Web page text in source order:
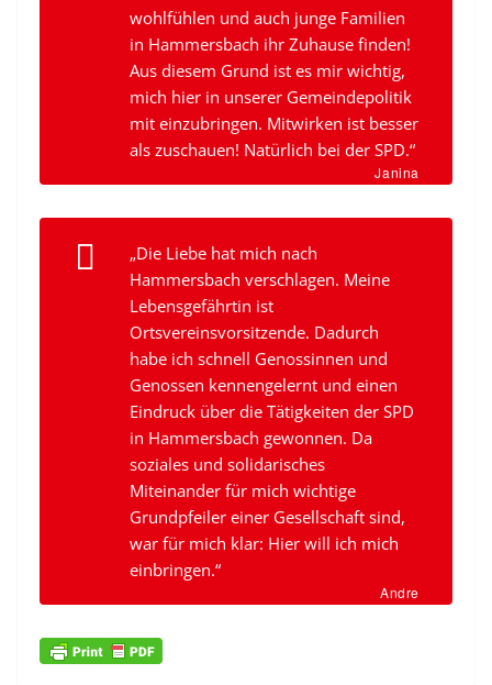
wohlfühlen und auch junge Familien
in Hammersbach ihr Zuhause finden!
Aus diesem Grund ist es mir wichtig,
mich hier in unserer Gemeindepolitik
mit einzubringen. Mitwirken ist besser
als zuschauen! Natürlich bei der SPD.“
Janina
„Die Liebe hat mich nach
Hammersbach verschlagen. Meine
Lebensgefährtin ist
Ortsvereinsvorsitzende. Dadurch
habe ich schnell Genossinnen und
Genossen kennengelernt und einen
Eindruck über die Tätigkeiten der SPD
in Hammersbach gewonnen. Da
soziales und solidarisches
Miteinander für mich wichtige
Grundpfeiler einer Gesellschaft sind,
war für mich klar: Hier will ich mich
einbringen.“
Andre